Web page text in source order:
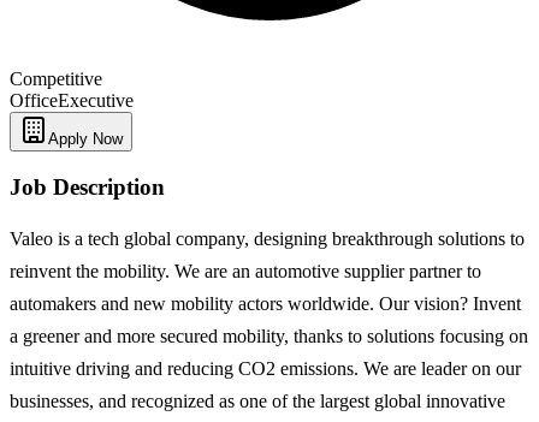
Competitive
OfficeExecutive
Apply Now
Job Description
Valeo is a tech global company, designing breakthrough solutions to
reinvent the mobility. We are an automotive supplier partner to
automakers and new mobility actors worldwide. Our vision? Invent
a greener and more secured mobility, thanks to solutions focusing on
intuitive driving and reducing CO2 emissions. We are leader on our
businesses, and recognized as one of the largest global innovative